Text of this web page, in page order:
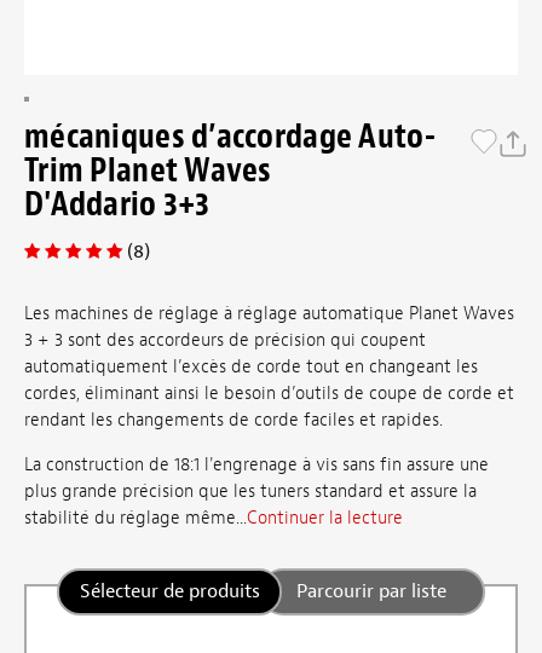
mécaniques d’accordage Auto-
Trim Planet Waves
D'Addario 3+3
(8)
Les machines de réglage à réglage automatique Planet Waves
3 + 3 sont des accordeurs de précision qui coupent
automatiquement l’excès de corde tout en changeant les
cordes, éliminant ainsi le besoin d’outils de coupe de corde et
rendant les changements de corde faciles et rapides.
La construction de 18:1 l'engrenage à vis sans fin assure une
plus grande précision que les tuners standard et assure la
stabilité du réglage même...Continuer la lecture
Sélecteur de produits Parcourir par liste